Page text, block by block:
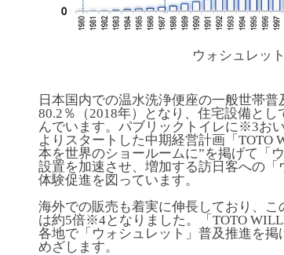
ウォシュレッ
日本国内での温水洗浄便座の一般世帯普
80.2％（2018年）となり、住宅設備とし
んでいます。パブリックトイレに ※3お
よりスタートした中期経営計画「TOTO
本を世界のショールームに”を掲げて「
設置を加速させ、増加する訪日客への「
体験促進を図っています。
海外での販売も着実に伸長しており、こ
は約5倍※4となりました。「TOTO
各地で「ウォシュレット」普及推進を掲
めざします。